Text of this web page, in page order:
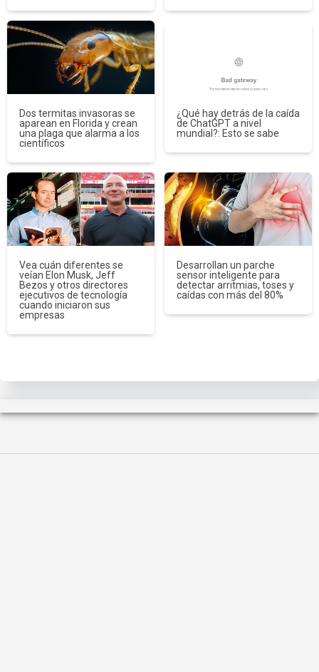
Dos termitas invasoras se
aparean en Florida y crean
una plaga que alarma a los
científicos
¿Qué hay detrás de la caída
de ChatGPT a nivel
mundial?: Esto se sabe
Vea cuán diferentes se
veían Elon Musk, Jeff
Bezos y otros directores
ejecutivos de tecnología
cuando iniciaron sus
empresas
Desarrollan un parche
sensor inteligente para
detectar arritmias, toses y
caídas con más del 80%